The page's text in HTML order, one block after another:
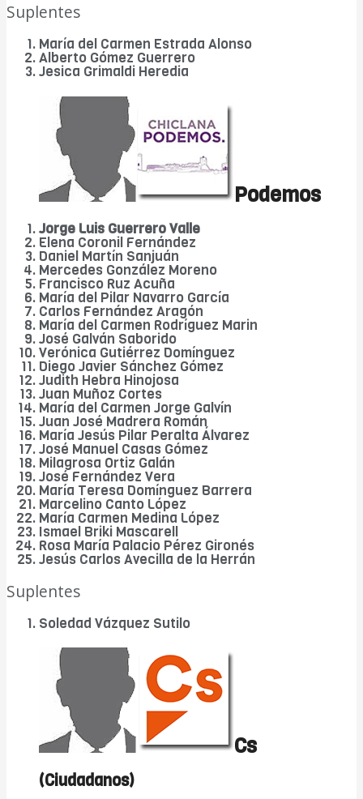
Suplentes
María del Carmen Estrada Alonso
Alberto Gómez Guerrero
Jesica Grimaldi Heredia
Podemos
Jorge Luis Guerrero Valle
Elena Coronil Fernández
Daniel Martín Sanjuán
Mercedes González Moreno
Francisco Ruz Acuña
María del Pilar Navarro García
Carlos Fernández Aragón
María del Carmen Rodríguez Marin
José Galván Saborido
Verónica Gutiérrez Domínguez
Diego Javier Sánchez Gómez
Judith Hebra Hinojosa
Juan Muñoz Cortes
María del Carmen Jorge Galvín
Juan José Madrera Román
María Jesús Pilar Peralta Álvarez
José Manuel Casas Gómez
Milagrosa Ortiz Galán
José Fernández Vera
María Teresa Domínguez Barrera
Marcelino Canto López
María Carmen Medina López
Ismael Briki Mascarell
Rosa María Palacio Pérez Gironés
Jesús Carlos Avecilla de la Herrán
Suplentes
Soledad Vázquez Sutilo
Cs
(Ciudadanos)